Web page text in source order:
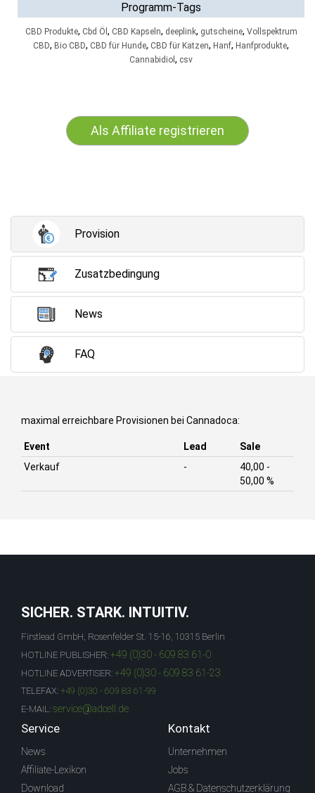
Programm-Tags
CBD Produkte, Cbd Öl , CBD Kapseln, deeplink, gutscheine, Vollspektrum
CBD, Bio CBD, CBD für Hunde, CBD für Katzen, Hanf, Hanfprodukte,
Cannabidiol , csv
Als Affiliate registrieren
Provision
Zusatzbedingung
News
FAQ
maximal erreichbare Provisionen bei Cannadoca:
Event Lead
Sale
Verkauf
-
40,00 -
50,00 %
SICHER. STARK. INTUITIV.
Firstlead GmbH, Rosenfelder St. 15-16, 10315 Berlin
HOTLINE PUBLISHER: +49 (0)30 - 609 83 61-0
HOTLINE ADVERTISER: +49 (0)30 - 609 83 61-23
TELEFAX: +49 (0)30 - 609 83 61-99
E-MAIL: service@adcell.de
Service
News
Affiliate-Lexikon
Download
Kontakt
Unternehmen
Jobs
AGB & Datenschutzerklärung